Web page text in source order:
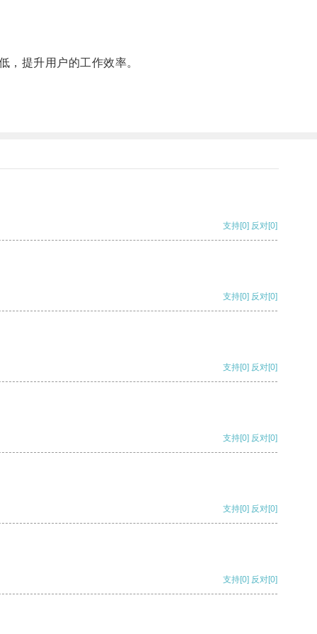
提升用户的工作效率。
支持[0] 反对[0]
支持[0] 反对[0]
支持[0] 反对[0]
支持[0] 反对[0]
支持[0] 反对[0]
支持[0] 反对[0]